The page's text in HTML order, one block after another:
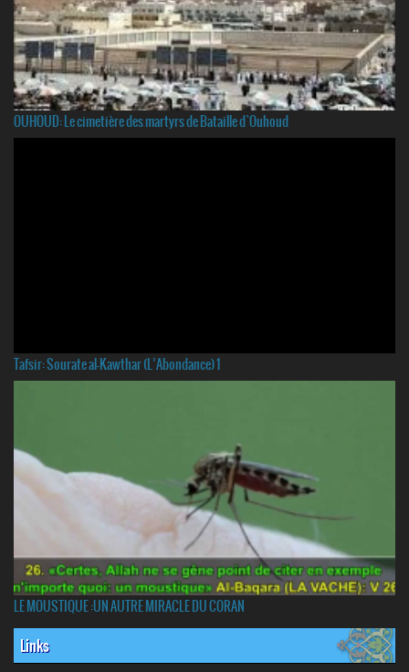
OUHOUD: Le cimetière des martyrs de Bataille d`Ouhoud
Tafsir: Sourate al-Kawthar (L’Abondance) 1
LE MOUSTIQUE :UN AUTRE MIRACLE DU CORAN
Links